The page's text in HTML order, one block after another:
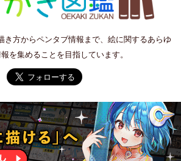
き方からペンタブ情報まで、絵に関するあらゆ
を集めることを目指しています。